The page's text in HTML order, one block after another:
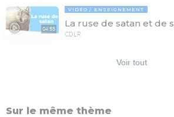
04:55
VIDÉO ENSEIGNEMENT
La ruse de satan et de
CDLR
Voir tout
Sur le même thème